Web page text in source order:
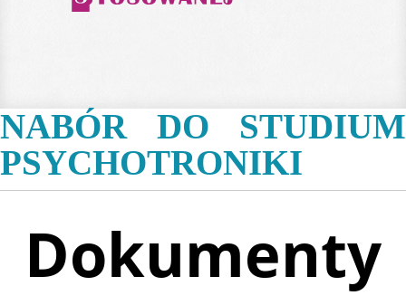
NABÓR DO STUDIUM
PSYCHOTRONIKI
Dokumenty